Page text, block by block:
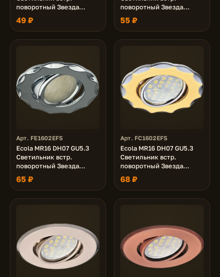
поворотный Звезда
(скрытый крепеж лампы)
Медь 25x88 (кd74)
49 ₽
поворотный Звезда
(скрытый крепеж лампы)
Сатин-Хром 25x88 (Kd74)
55 ₽
Арт. FE1602EFS
Ecola MR16 DH07 GU5.3
Светильник встр.
поворотный Звезда
(скрытый крепеж лампы)
Хром 25x88 (кd74)
65 ₽
Арт. FC1602EFS
Ecola MR16 DH07 GU5.3
Светильник встр.
поворотный Звезда
(скрытый крепеж лампы)
Золото/Хром 25x88
(кd74)
68 ₽